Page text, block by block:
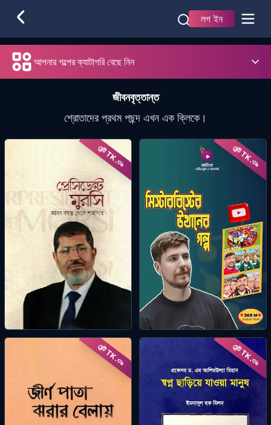
লগ ইন
আপনার গল্পের ক্যাটাগরি বেছে নিন
জীবনবৃত্তান্ত
শ্রোতাদের প্রথম পছন্দ এখন এক ক্লিকে।
রেন্ট TK.
৩৯
প্রেসিডেন্ট মুরসি: আরব বসন্ত
রেন্ট TK.
৩৯
মিস্টারবিস্টের উত্থানের গল্প
রেন্ট TK.
৩৯ রেন্ট TK.
৩৯